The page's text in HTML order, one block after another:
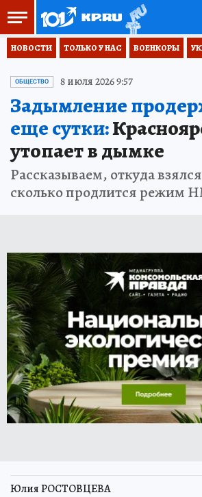
НОВОСТИ ТОЛЬКО У НАС ВОЕНКОРЫ
ОБЩЕСТВО 8 июля 2026 9:57
Задымление
еще сутки:
утопает в дымке
Рассказываем, откуда
сколько продлится режим
Юлия РОСТОВЦЕВА